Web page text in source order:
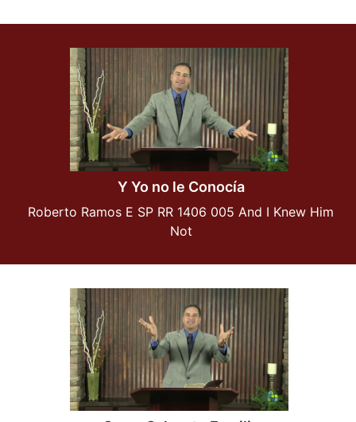
Y Yo no le Conocía
Roberto Ramos E SP RR 1406 005 And I Knew Him
Not